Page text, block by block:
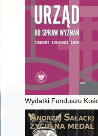
Wydatki Funduszu